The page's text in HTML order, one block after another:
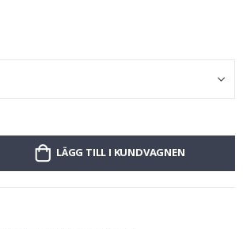
LÄGG TILL I KUNDVAGNEN